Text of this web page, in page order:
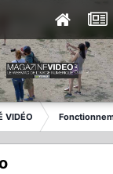
VIDÉO